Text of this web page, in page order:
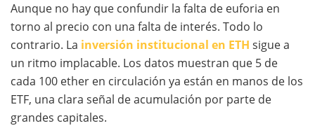
Aunque no hay que confundir la falta de euforia en
torno al precio con una falta de interés. Todo lo
contrario. La inversión institucional en ETH sigue a
un ritmo implacable. Los datos muestran que 5 de
cada 100 ether en circulación ya están en manos de los
ETF, una clara señal de acumulación por parte de
grandes capitales.